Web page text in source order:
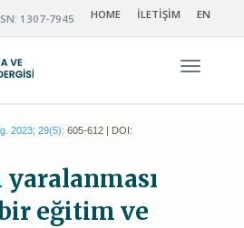
1307-7945 HOME İLETİŞİM EN
2023; 29(5): 605-612 | DOI:
eğitim ve